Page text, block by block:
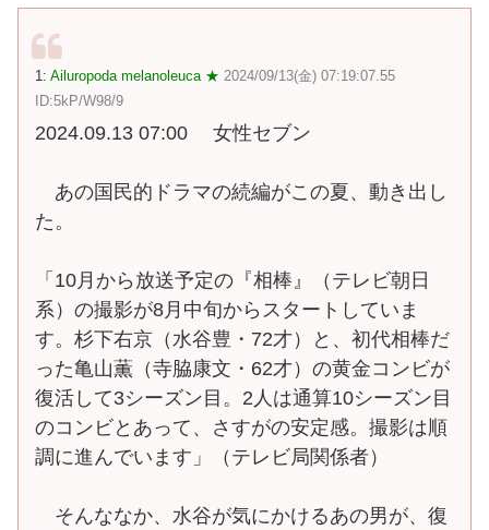
1: Ailuropoda melanoleuca ★ 2024/09/13(金) 07:19:07.55
ID:5kP/W98/9
2024.09.13 07:00 女性セブン
あの国民的ドラマの続編がこの夏、動き出し
た。
「10月から放送予定の『相棒』（テレビ朝日
系）の撮影が8月中旬からスタートしていま
す。杉下右京（水谷豊・72才）と、初代相棒だ
った亀山薫（寺脇康文・62才）の黄金コンビが
復活して3シーズン目。2人は通算10シーズン目
のコンビとあって、さすがの安定感。撮影は順
調に進んでいます」（テレビ局関係者）
そんななか、水谷が気にかけるあの男が、復